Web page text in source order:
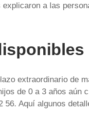
explicaron a las
extraordinario de
de 0 a 3 años aún
56. Aquí algunos